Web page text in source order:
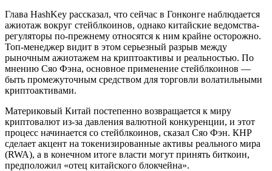
Глава HashKey рассказал, что сейчас в Гонконге наблюдается
ажиотаж вокруг стейблкоинов, однако китайские ведомства-
регуляторы по-прежнему относятся к ним крайне осторожно.
Топ-менеджер видит в этом серьезный разрыв между
рыночным ажиотажем на криптоактивы и реальностью. По
мнению Сяо Фэна, основное применение стейблкоинов —
быть промежуточным средством для торговли волатильными
криптоактивами.
Материковый Китай постепенно возвращается к миру
криптовалют из-за давления валютной конкуренции, и этот
процесс начинается со стейблкоинов, сказал Сяо Фэн. КНР
сделает акцент на токенизированные активы реального мира
(RWA), а в конечном итоге власти могут принять биткоин,
предположил «отец китайского блокчейна».